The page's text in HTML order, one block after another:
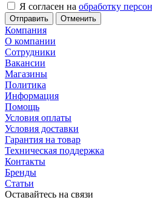
Я согласен на обработку
Отменить
Компания
О компании
Сотрудники
Вакансии
Магазины
Политика
Информация
Помощь
Условия оплаты
Условия доставки
Гарантия на товар
Техническая поддержка
Контакты
Бренды
Статьи
Оставайтесь на связи